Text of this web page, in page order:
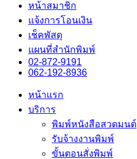
หน้าสมาชิก
แจ้งการโอนเงิน
เช็คพัสดุ
แผนที่สำนักพิมพ์
02-872-9191
062-192-8936
หน้าแรก
บริการ
พิมพ์หนังสือสวดมนต์
รับจ้างงานพิมพ์
ขั้นตอนสั่งพิมพ์